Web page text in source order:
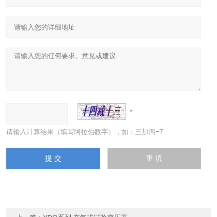
请输入计算结果（填写阿拉伯数字），如：三加四=7